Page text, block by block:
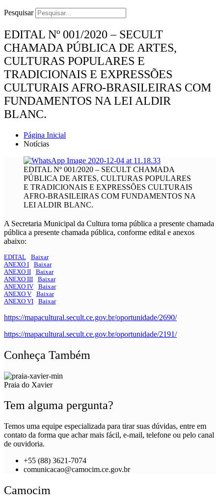
Pesquisar
EDITAL Nº 001/2020 – SECULT
CHAMADA PÚBLICA DE ARTES,
CULTURAS POPULARES E
TRADICIONAIS E EXPRESSÕES
CULTURAIS AFRO-BRASILEIRAS COM
FUNDAMENTOS NA LEI ALDIR
BLANC.
Página Inicial
Notícias
EDITAL Nº 001/2020 – SECULT CHAMADA
PÚBLICA DE ARTES, CULTURAS POPULARES
E TRADICIONAIS E EXPRESSÕES CULTURAIS
AFRO-BRASILEIRAS COM FUNDAMENTOS NA
LEI ALDIR BLANC.
A Secretaria Municipal da Cultura torna pública a presente chamada
pública a presente chamada pública, conforme edital e anexos
abaixo:
EDITAL
Baixar
ANEXO I
Baixar
ANEXO II
Baixar
ANEXO III
Baixar
ANEXO IV
Baixar
ANEXO V
Baixar
ANEXO VI
Baixar
https://mapacultural.secult.ce.gov.br/oportunidade/2690/
https://mapacultural.secult.ce.gov.br/oportunidade/2191/
Conheça Também
Praia do Xavier
Tem alguma pergunta?
Temos uma equipe especializada para tirar suas dúvidas, entre em
contato da forma que achar mais fácil, e-mail, telefone ou pelo canal
de ouvidoria.
+55 (88) 3621-7074
comunicacao@camocim.ce.gov.br
Camocim